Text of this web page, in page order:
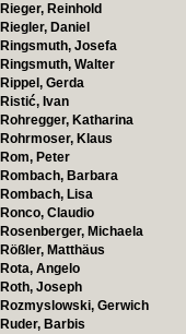
Rieger, Reinhold
Riegler, Daniel
Ringsmuth, Josefa
Ringsmuth, Walter
Rippel, Gerda
Ristić, Ivan
Rohregger, Katharina
Rohrmoser, Klaus
Rom, Peter
Rombach, Barbara
Rombach, Lisa
Ronco, Claudio
Rosenberger, Michaela
Rößler, Matthäus
Rota, Angelo
Roth, Joseph
Rozmyslowski, Gerwich
Ruder, Barbis